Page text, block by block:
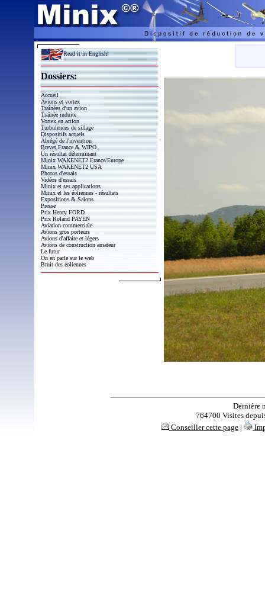
Read it in English!
Dossiers:
Accueil
Avions et vortex
Traînées d'un avion
Traînée induite
Vortex en action
Turbulences de sillage
Dispositifs actuels
Abrégé de l'invention
Brevet France & WIPO
Un résultat déterminant
Minix WAKENET2 France/Europe
Minix WAKENET2 USA
Photos d'essais
Vidéos d'essais
Minix et ses applications
Minix et les éoliennes - résultats
Expositions & Salons
Presse
Prix Henry FORD
Prix Roland PAYEN
Aviation commerciale
Avions gros porteurs
Avions d'affaire et légers
Avions de construction amateur
Le futur
On en parle sur le web
Bruit des éoliennes
Dernière
764700 Visites
Conseiller cette page |